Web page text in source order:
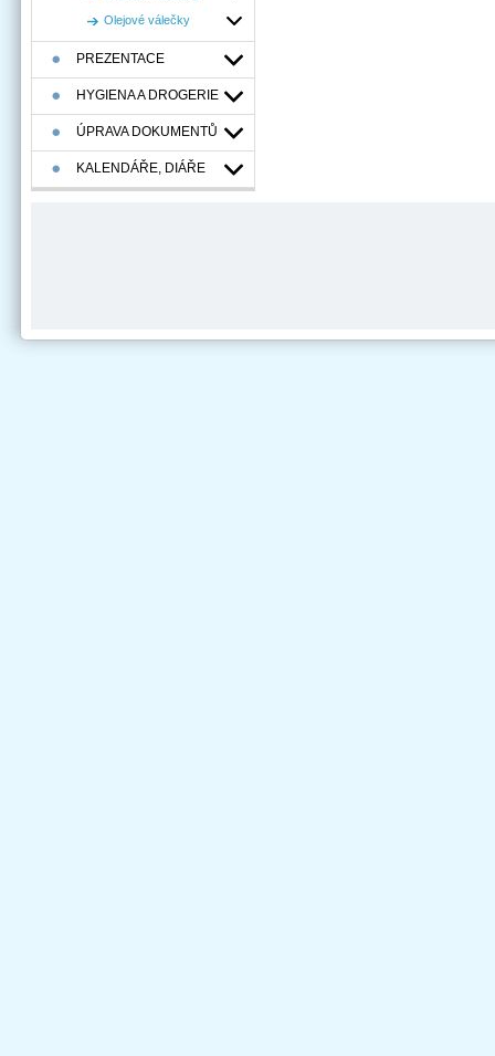
Olejové válečky
PREZENTACE
HYGIENA A DROGERIE
ÚPRAVA DOKUMENTŮ
KALENDÁŘE, DIÁŘE